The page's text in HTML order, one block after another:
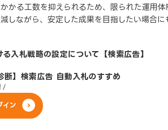
かる工数を抑えられるため、限られた運用
しながら、安定した成果を目指したい場合に
入札戦略の設定について【検索広告】
断】検索広告 自動入札のすすめ
イン